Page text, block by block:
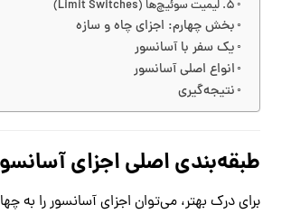
۵. لیمیت سوئیچ‌ها (Limit Switches)
بخش چهارم: اجزای چاه و سازه
یک سفر با آسانسور
انواع اصلی آسانسور
نتیجه‌گیری
طبقه‌بندی اصلی اجزای
برای درک بهتر، می‌توان اجزای آسانسور را به